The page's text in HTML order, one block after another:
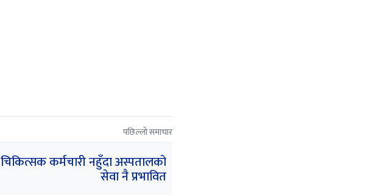
पछिल्लो समाचार
चिकित्सक कर्मचारी नहुँदा अस्पतालको
सेवा नै प्रभावित